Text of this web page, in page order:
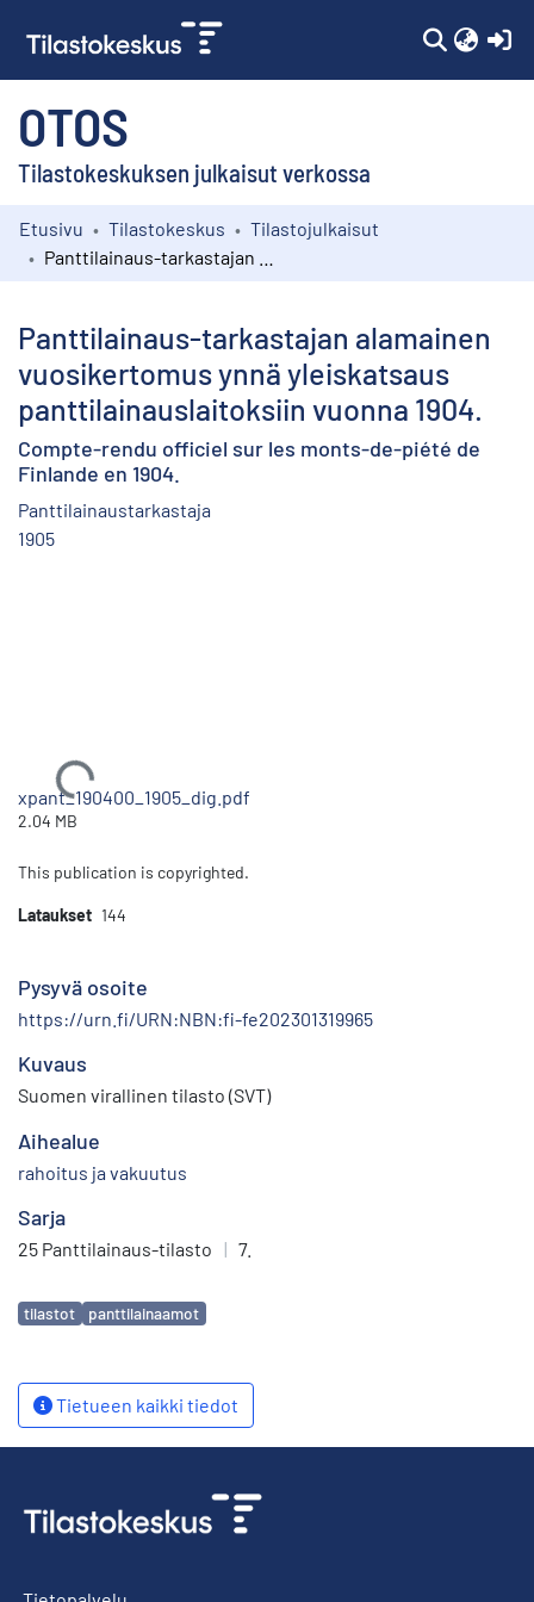
OTOS
Tilastokeskuksen julkaisut verkossa
Kokoelmat
Etusivu Tilastokeskus
Tilastojulkaisut
Panttilainaus-tarkastajan alamainen
vuosikertomus ynnä yleiskatsaus
panttilainauslaitoksiin vuonna 1904.
Compte-rendu officiel sur les monts-de-piété de
Finlande en 1904.
Panttilainaustarkastaja
1905
Ladataan...
xpant_190400_1905_dig.pdf
2.04 MB
This publication is copyrighted.
Lataukset 144
Pysyvä osoite
https://urn.fi/URN:NBN:fi-fe202301319965
Kuvaus
Suomen virallinen tilasto (SVT)
Aihealue
rahoitus ja vakuutus
Sarja
25 Panttilainaus-tilasto | 7.
Avainsanat
tilastot panttilainaamot
Tietueen kaikki tiedot